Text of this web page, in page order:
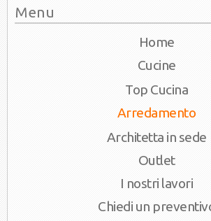
Menu
Home
Cucine
Top Cucina
Arredamento
Architetta in sede
Outlet
I nostri lavori
Chiedi un